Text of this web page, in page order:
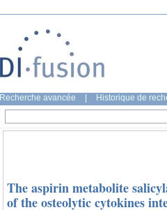
Recherche avancée Historique de
The aspirin metabolite
of the osteolytic cytokines